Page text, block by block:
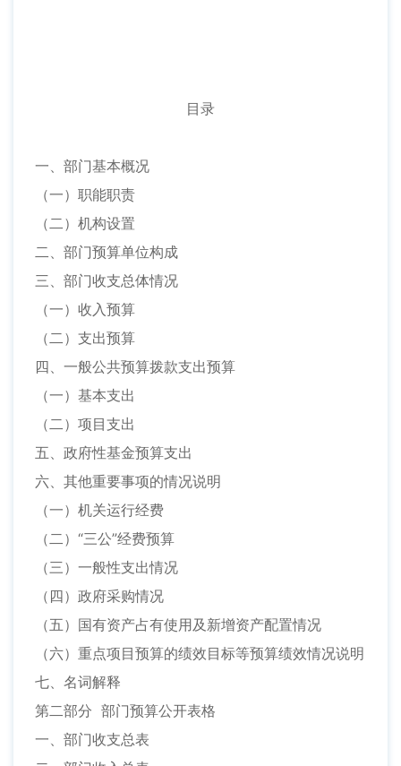
目录
一、部门基本概况
（一）职能职责
（二）机构设置
二、部门预算单位构成
三、部门收支总体情况
（一）收入预算
（二）支出预算
四、一般公共预算拨款支出预算
（一）基本支出
（二）项目支出
五、政府性基金预算支出
六、其他重要事项的情况说明
（一）机关运行经费
（二）“三公”经费预算
（三）一般性支出情况
（四）政府采购情况
（五）国有资产占有使用及新增资产配置情况
（六）重点项目预算的绩效目标等预算绩效情况说明
七、名词解释
第二部分 部门预算公开表格
一、部门收支总表